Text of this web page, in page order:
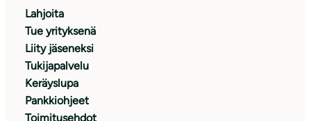
Lahjoita
Tue yrityksenä
Liity jäseneksi
Tukijapalvelu
Keräyslupa
Pankkiohjeet
Toimitusehdot